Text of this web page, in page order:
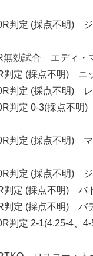
判定 (採点不明) ジ
効試合 エディ・
定 (採点不明) ニ
判定 (採点不明) レ
判定 0-3(採点不明
判定 (採点不明) マ
判定 (採点不明) ジ
定 (採点不明) バ
定 (採点不明) バ
判定 2-1(4.25-4、